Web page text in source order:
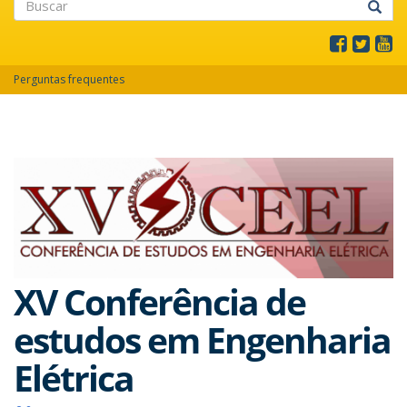
Perguntas frequentes
XV Conferência de
estudos em Engenharia
Elétrica